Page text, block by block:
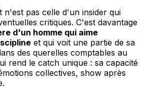
n'est pas celle d'un insider qui
critiques. C'est davantage
d'un homme qui aime
et qui voit une partie de sa
des querelles comptables au
rend le catch unique : sa capacité
collectives, show après